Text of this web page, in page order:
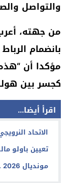
والتواصل
من جهته،
بانضمام
مؤكدا أن
كجسر بين
اقرأ أيضا...
الاتحاد
تعيين باولو
مونديال 2026 .. ترتيب الهدافين